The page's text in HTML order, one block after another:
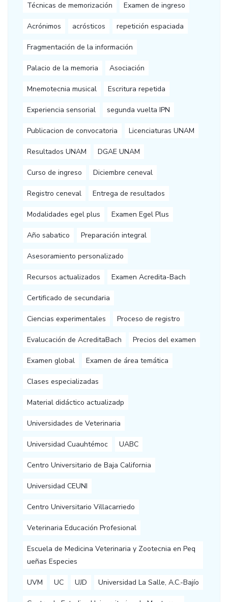
Técnicas de memorización Examen de ingreso
Acrónimos acrósticos repetición espaciada
Fragmentación de la información
Palacio de la memoria Asociación
Mnemotecnia musical Escritura repetida
Experiencia sensorial segunda vuelta IPN
Publicacion de convocatoria Licenciaturas UNAM
Resultados UNAM DGAE UNAM
Curso de ingreso Diciembre ceneval
Registro ceneval Entrega de resultados
Modalidades egel plus Examen Egel Plus
Año sabatico Preparación integral
Asesoramiento personalizado
Recursos actualizados Examen Acredita-Bach
Certificado de secundaria
Ciencias experimentales Proceso de registro
Evalucación de AcreditaBach Precios del examen
Examen global Examen de área temática
Clases especializadas
Material didáctico actualizadp
Universidades de Veterinaria
Universidad Cuauhtémoc UABC
Centro Universitario de Baja California
Universidad CEUNI
Centro Universitario Villacarriedo
Veterinaria Educación Profesional
Escuela de Medicina Veterinaria y Zootecnia en Peq
ueñas Especies
UVM UC UJD Universidad La Salle, A.C.-Bajío